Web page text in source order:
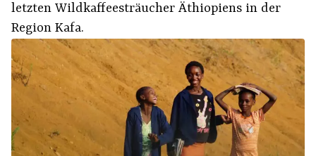
letzten Wildkaffeesträucher Äthiopiens in der
Region Kafa.